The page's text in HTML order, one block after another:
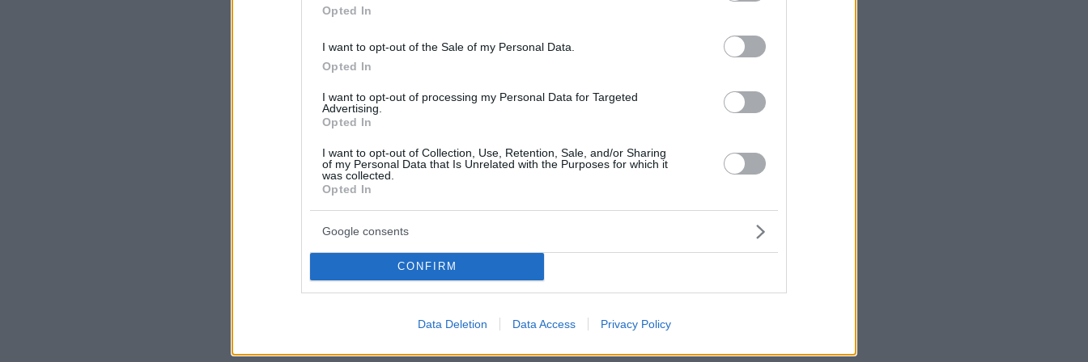
Opted In
I want to opt-out of the Sale of my Personal Data.
Opted In
I want to opt-out of processing my Personal Data for Targeted
Advertising.
Opted In
I want to opt-out of Collection, Use, Retention, Sale, and/or Sharing
of my Personal Data that Is Unrelated with the Purposes for which it
was collected.
Opted In
Google consents
CONFIRM
Data Deletion Data Access Privacy Policy